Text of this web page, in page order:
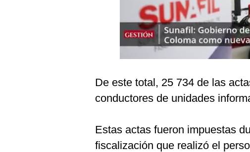
De este total, 25 734 de las
conductores de unidades
Estas actas fueron impuestas
fiscalización que realizó el